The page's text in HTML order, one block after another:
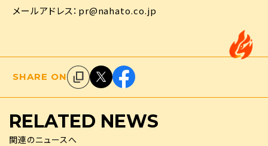
メールアドレス：pr@nahato.co.jp
SHARE ON
RELATED NEWS
関連のニュースへ